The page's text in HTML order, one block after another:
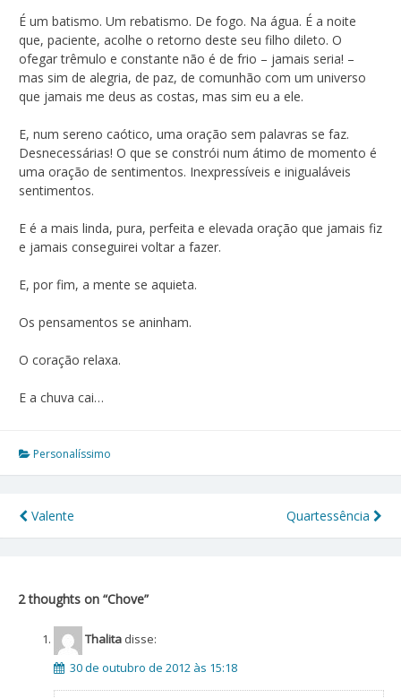
É um batismo. Um rebatismo. De fogo. Na água. É a noite
que, paciente, acolhe o retorno deste seu filho dileto. O
ofegar trêmulo e constante não é de frio – jamais seria! –
mas sim de alegria, de paz, de comunhão com um universo
que jamais me deus as costas, mas sim eu a ele.
E, num sereno caótico, uma oração sem palavras se faz.
Desnecessárias! O que se constrói num átimo de momento é
uma oração de sentimentos. Inexpressíveis e inigualáveis
sentimentos.
E é a mais linda, pura, perfeita e elevada oração que jamais fiz
e jamais conseguirei voltar a fazer.
E, por fim, a mente se aquieta.
Os pensamentos se aninham.
O coração relaxa.
E a chuva cai…
Personalíssimo
Navegação
Post
Valente Quartessência
2 thoughts on “Chove”
Thalita disse:
30 de outubro de 2012 às 15:18